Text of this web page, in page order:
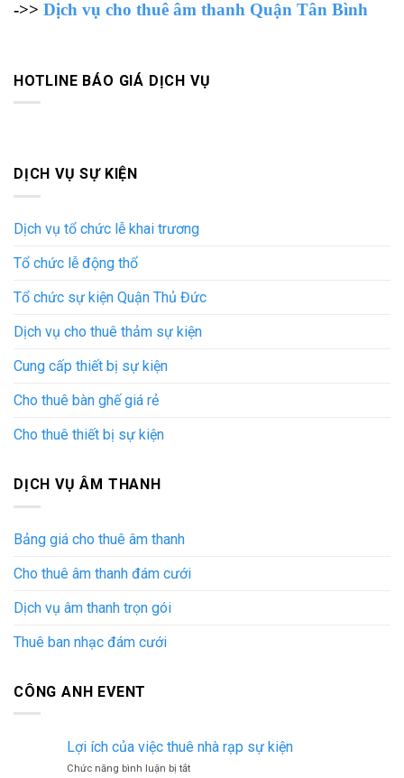
->> Dịch vụ cho thuê âm thanh Quận Tân Bình
HOTLINE BÁO GIÁ DỊCH VỤ
DỊCH VỤ SỰ KIỆN
Dịch vụ tổ chức lễ khai trương
Tổ chức lễ động thổ
Tổ chức sự kiện Quận Thủ Đức
Dịch vụ cho thuê thảm sự kiện
Cung cấp thiết bị sự kiện
Cho thuê bàn ghế giá rẻ
Cho thuê thiết bị sự kiện
DỊCH VỤ ÂM THANH
Bảng giá cho thuê âm thanh
Cho thuê âm thanh đám cưới
Dịch vụ âm thanh trọn gói
Thuê ban nhạc đám cưới
CÔNG ANH EVENT
Lợi ích của việc thuê nhà rạp sự kiện
Chức năng bình luận bị tắtở